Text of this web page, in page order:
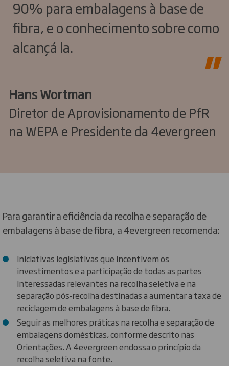
90% para embalagens à base de
fibra, e o conhecimento sobre como
alcançá la.
Hans Wortman
Diretor de Aprovisionamento de PfR
na WEPA e Presidente da 4evergreen
Para garantir a eficiência da recolha e separação de
embalagens à base de fibra, a 4evergreen recomenda:
Iniciativas legislativas que incentivem os
investimentos e a participação de todas as partes
interessadas relevantes na recolha seletiva e na
separação pós‑recolha destinadas a aumentar a taxa de
reciclagem de embalagens à base de fibra.
Seguir as melhores práticas na recolha e separação de
embalagens domésticas, conforme descrito nas
Orientações. A 4evergreen endossa o princípio da
recolha seletiva na fonte.